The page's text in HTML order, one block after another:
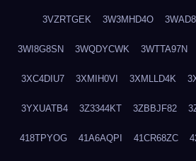
3VZRTGEK 3W3MHD4O
3WI8G8SN 3WQDYCWK 3WTTA97N
3XC4DIU7 3XMIH0VI 3XMLLD4K
3YXUATB4 3Z3344KT 3ZBBJF82
418TPYOG 41A6AQPI 41CR68ZC